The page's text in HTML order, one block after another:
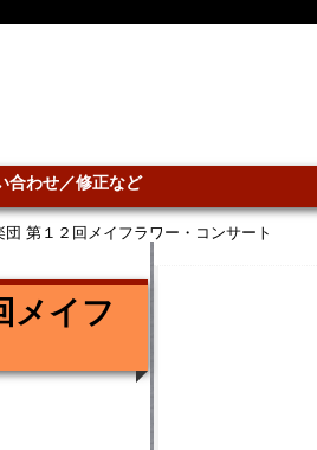
合わせ／修正など
第１２回メイフラワー・コンサート
メイフ